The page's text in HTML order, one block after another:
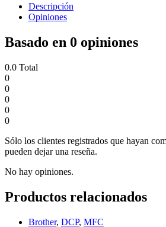
Descripción
Opiniones
Basado en 0 opiniones
0.0 Total
0
0
0
0
0
Sólo los clientes registrados que hayan
pueden dejar una reseña.
No hay opiniones.
Productos relacionados
Brother, DCP, MFC